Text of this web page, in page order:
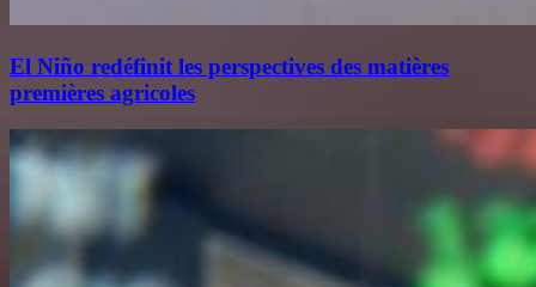
El Niño redéfinit les perspectives des matières
premières agricoles